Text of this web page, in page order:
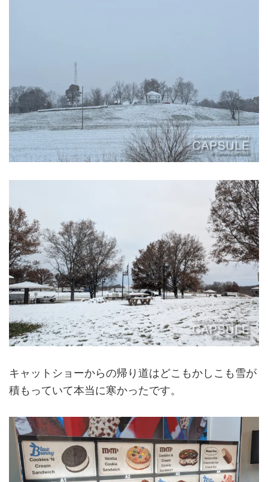
キャットショーからの帰り道はどこもかしこも雪が
積もっていて本当に寒かったです。